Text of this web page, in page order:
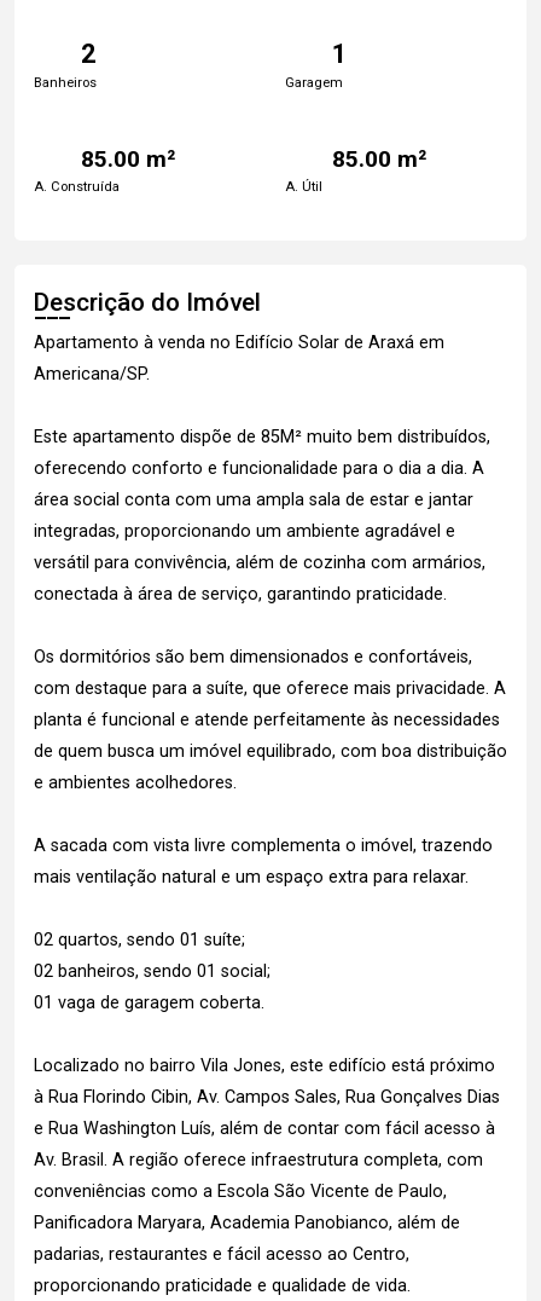
2
Banheiros
1
Garagem
85.00 m²
A. Construída
85.00 m²
A. Útil
Descrição do Imóvel
Apartamento à venda no Edifício Solar de Araxá em
Americana/SP.
Este apartamento dispõe de 85M² muito bem distribuídos,
oferecendo conforto e funcionalidade para o dia a dia. A
área social conta com uma ampla sala de estar e jantar
integradas, proporcionando um ambiente agradável e
versátil para convivência, além de cozinha com armários,
conectada à área de serviço, garantindo praticidade.
Os dormitórios são bem dimensionados e confortáveis,
com destaque para a suíte, que oferece mais privacidade. A
planta é funcional e atende perfeitamente às necessidades
de quem busca um imóvel equilibrado, com boa distribuição
e ambientes acolhedores.
A sacada com vista livre complementa o imóvel, trazendo
mais ventilação natural e um espaço extra para relaxar.
02 quartos, sendo 01 suíte;
02 banheiros, sendo 01 social;
01 vaga de garagem coberta.
Localizado no bairro Vila Jones, este edifício está próximo
à Rua Florindo Cibin, Av. Campos Sales, Rua Gonçalves Dias
e Rua Washington Luís, além de contar com fácil acesso à
Av. Brasil. A região oferece infraestrutura completa, com
conveniências como a Escola São Vicente de Paulo,
Panificadora Maryara, Academia Panobianco, além de
padarias, restaurantes e fácil acesso ao Centro,
proporcionando praticidade e qualidade de vida.